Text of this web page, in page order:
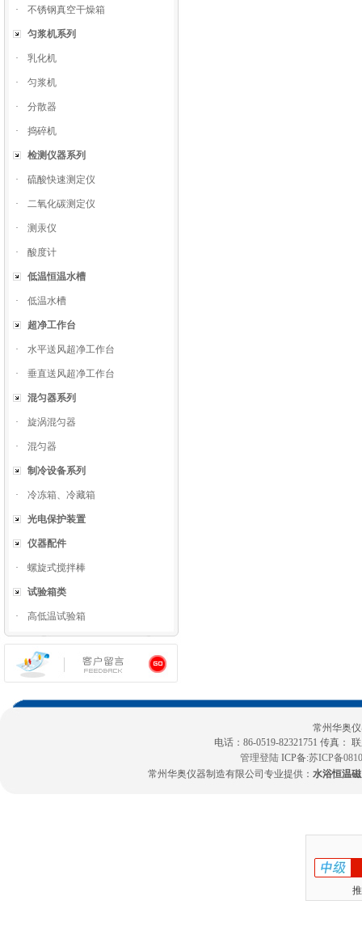
· 不锈钢真空干燥箱
匀浆机系列
· 乳化机
· 匀浆机
· 分散器
· 捣碎机
检测仪器系列
· 硫酸快速测定仪
· 二氧化碳测定仪
· 测汞仪
· 酸度计
低温恒温水槽
· 低温水槽
超净工作台
· 水平送风超净工作台
· 垂直送风超净工作台
混匀器系列
· 旋涡混匀器
· 混匀器
制冷设备系列
· 冷冻箱、冷藏箱
光电保护装置
仪器配件
· 螺旋式搅拌棒
试验箱类
· 高低温试验箱
常州华奥
电话：86-0519-82321751 传真：
管理登陆 ICP备:苏ICP备
常州华奥仪器制造有限公司专业提供： 水浴恒温